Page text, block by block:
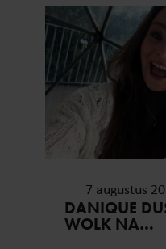
7 augustus
DANIQUE
WOLK NA